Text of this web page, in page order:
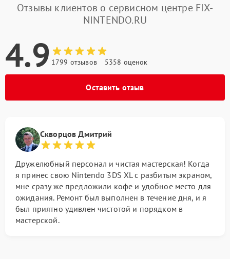
Отзывы клиентов о сервисном центре FIX-
NINTENDO.RU
4.9 1799 отзывов 5358 оценок
Оставить отзыв
Скворцов Дмитрий
Дружелюбный персонал и чистая мастерская! Когда
я принес свою Nintendo 3DS XL с разбитым экраном,
мне сразу же предложили кофе и удобное место для
ожидания. Ремонт был выполнен в течение дня, и я
был приятно удивлен чистотой и порядком в
мастерской.